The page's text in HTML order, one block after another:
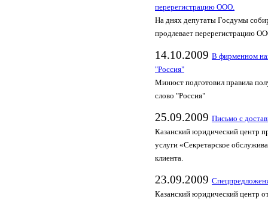
перерегистрацию ООО.
На днях депутаты Госдумы
продлевает перерегистрацию
14.10.2009 В фирменном
"Россия"
Минюст подготовил правила
слово "Россия"
25.09.2009 Письмо с
Казанский юридический центр
услуги «Секретарское
клиента.
23.09.2009
Казанский юридический центр